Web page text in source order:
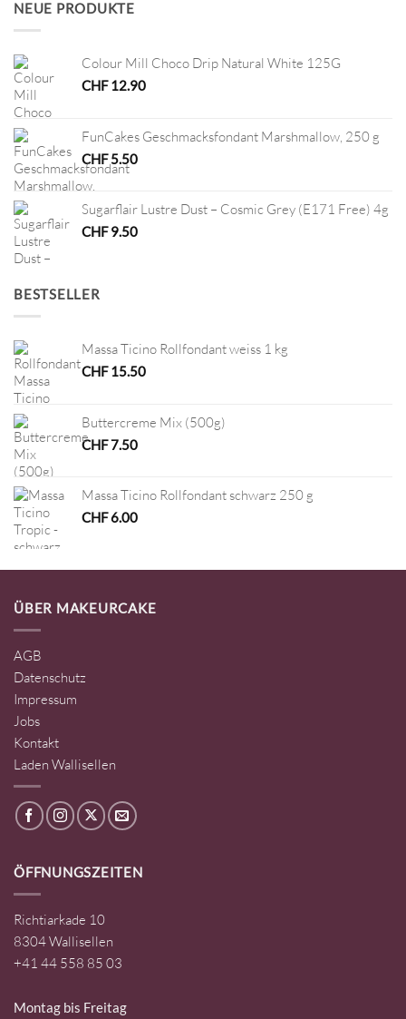
NEUE PRODUKTE
Colour Mill Choco Drip Natural White 125G
CHF12.90
FunCakes Geschmacksfondant Marshmallow, 250 g
CHF5.50
Sugarflair Lustre Dust – Cosmic Grey (E171 Free) 4g
CHF9.50
BESTSELLER
Massa Ticino Rollfondant weiss 1 kg
CHF15.50
Buttercreme Mix (500g)
CHF7.50
Massa Ticino Rollfondant schwarz 250 g
CHF6.00
ÜBER MAKEURCAKE
AGB
Datenschutz
Impressum
Jobs
Kontakt
Laden Wallisellen
ÖFFNUNGSZEITEN
Richtiarkade 10
8304 Wallisellen
+41 44 558 85 03
Montag bis Freitag